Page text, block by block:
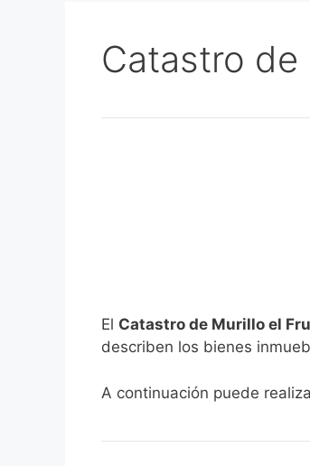
Catastro de
El Catastro de Murillo el
describen los bienes
A continuación puede